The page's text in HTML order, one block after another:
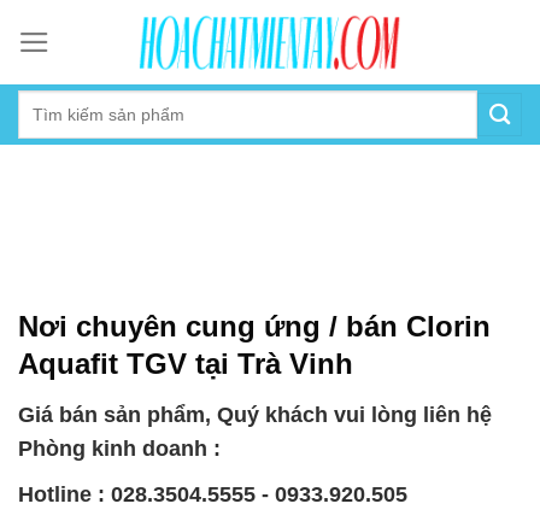
content
Nơi chuyên cung ứng / bán Clorin
Aquafit TGV tại Trà Vinh
Giá bán sản phẩm, Quý khách vui lòng liên hệ
Phòng kinh doanh :
Hotline : 028.3504.5555 - 0933.920.505